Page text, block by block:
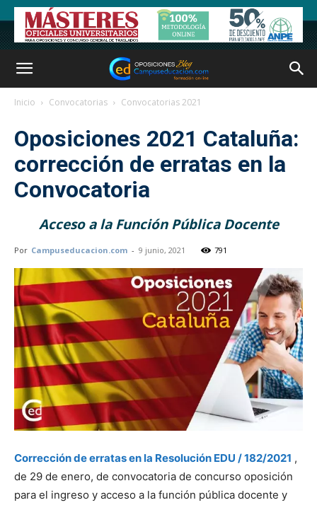
Inicio Convocatorias Convocatorias 2021
Oposiciones 2021 Cataluña:
corrección de erratas en la
Convocatoria
Acceso a la Función Pública Docente
Por Campuseducacion.com - 9 junio, 2021 791
Corrección de erratas en la Resolución EDU / 182/2021 ,
de 29 de enero, de convocatoria de concurso oposición
para el ingreso y acceso a la función pública docente y